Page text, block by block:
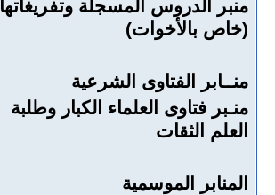
منبر الدروس المسجلة وتفريغاتها
(خاص بالأخوات)
منــابر الفتاوى الشرعية
منـبر فتاوى العلماء الكبار وطلبة
العلم الثقات
المنابر الموسمية